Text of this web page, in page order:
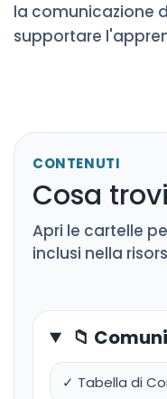
la comunicazione
supportare
CONTENUTI
Cosa
Apri le cartelle
inclusi nella
📁
✓ Tabella di